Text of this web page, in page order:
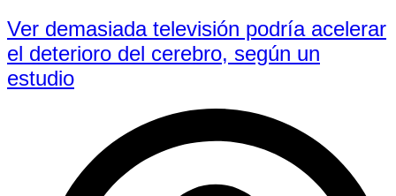
Ver demasiada televisión podría acelerar
el deterioro del cerebro, según un
estudio